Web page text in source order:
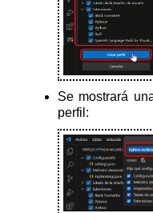
Se mostrará
perfil: